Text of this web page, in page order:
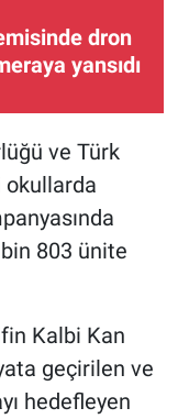
dron
yansıdı
ve Türk
okullarda
803 ünite
Kalbi Kan
geçirilen ve
hedefleyen